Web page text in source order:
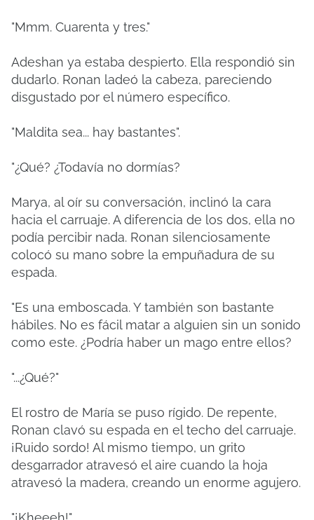
"Mmm. Cuarenta y tres."
Adeshan ya estaba despierto. Ella respondió sin
dudarlo. Ronan ladeó la cabeza, pareciendo
disgustado por el número específico.
"Maldita sea... hay bastantes".
"¿Qué? ¿Todavía no dormías?
Marya, al oír su conversación, inclinó la cara
hacia el carruaje. A diferencia de los dos, ella no
podía percibir nada. Ronan silenciosamente
colocó su mano sobre la empuñadura de su
espada.
"Es una emboscada. Y también son bastante
hábiles. No es fácil matar a alguien sin un sonido
como este. ¿Podría haber un mago entre ellos?
"...¿Qué?"
El rostro de María se puso rígido. De repente,
Ronan clavó su espada en el techo del carruaje.
¡Ruido sordo! Al mismo tiempo, un grito
desgarrador atravesó el aire cuando la hoja
atravesó la madera, creando un enorme agujero.